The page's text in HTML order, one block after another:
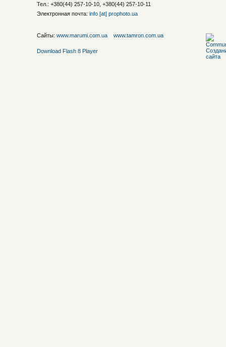
Тел.: +380(44) 257-10-10, +380(44) 257-10-11
Электронная почта: info [at] prophoto.ua
Сайты: www.marumi.com.ua www.tamron.com.ua
Download Flash 8 Player